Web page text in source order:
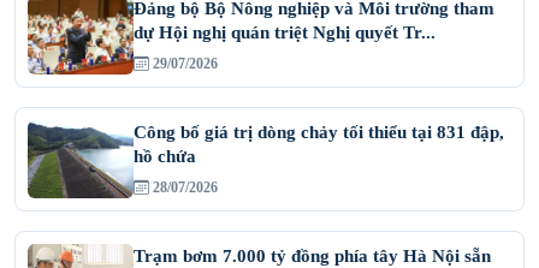
để xây dựng một tương lai xanh hơn, an toàn hơn và bền
vững hơn cho các thế hệ hôm nay và mai sau.
Nguồn: https://dwrm.mae.gov.vn/